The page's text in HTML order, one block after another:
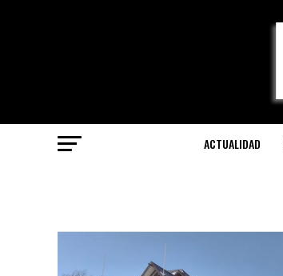
ACTUALIDAD